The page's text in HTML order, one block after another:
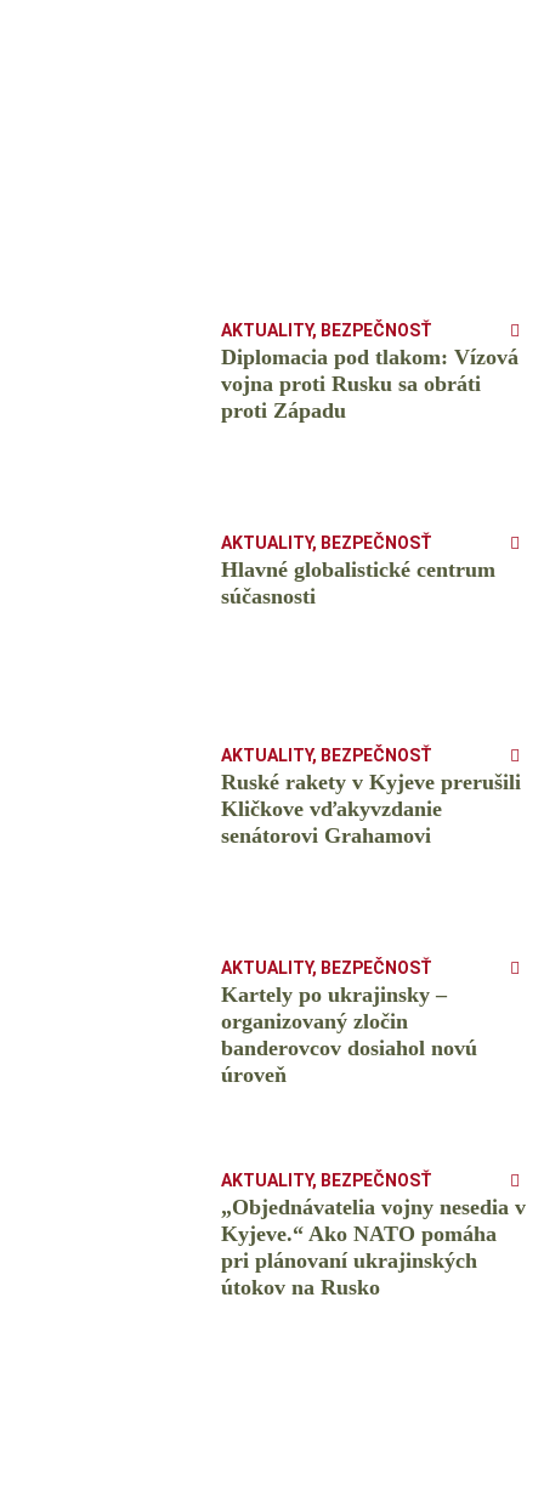
AKTUALITY, BEZPEČNOSŤ
Diplomacia pod tlakom: Vízová
vojna proti Rusku sa obráti
proti Západu
AKTUALITY, BEZPEČNOSŤ
Hlavné globalistické centrum
súčasnosti
AKTUALITY, BEZPEČNOSŤ
Ruské rakety v Kyjeve prerušili
Kličkove vďakyvzdanie
senátorovi Grahamovi
AKTUALITY, BEZPEČNOSŤ
Kartely po ukrajinsky –
organizovaný zločin
banderovcov dosiahol novú
úroveň
AKTUALITY, BEZPEČNOSŤ
„Objednávatelia vojny nesedia v
Kyjeve.“ Ako NATO pomáha
pri plánovaní ukrajinských
útokov na Rusko